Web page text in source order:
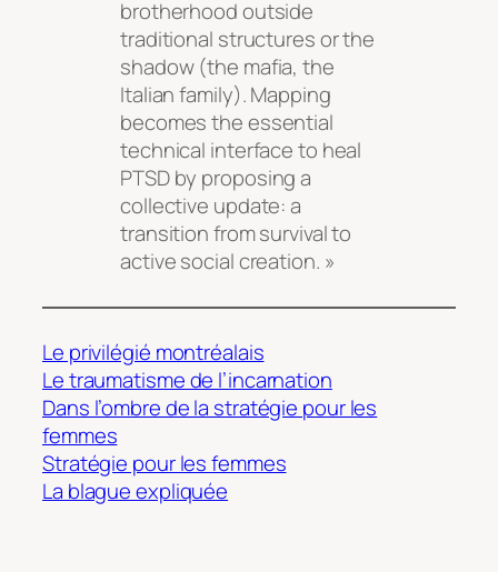
brotherhood outside
traditional structures or the
shadow (the mafia, the
Italian family). Mapping
becomes the essential
technical interface to heal
PTSD by proposing a
collective update: a
transition from survival to
active social creation. »
Le privilégié montréalais
Le traumatisme de l’incarnation
Dans l’ombre de la stratégie pour les
femmes
Stratégie pour les femmes
La blague expliquée